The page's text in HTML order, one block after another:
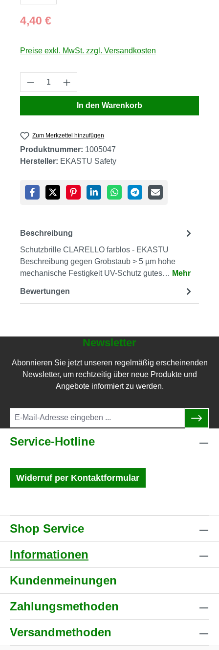
Regulärer Preis:
4,40 €
Preise exkl. MwSt. zzgl. Versandkosten
Produkt Anzahl: Gib den gewünschten
In den Warenkorb
Zum Merkzettel hinzufügen
Produktnummer: 1005047
Hersteller: EKASTU Safety
Beschreibung
Schutzbrille CLARELLO farblos - EKASTU
Beschreibung gegen Grobstaub > 5 µm hohe
mechanische Festigkeit UV-Schutz gutes… Mehr
Bewertungen
Newsletter
Abonnieren Sie jetzt unseren regelmäßig erscheinenden
Newsletter, um rechtzeitig über neue Produkte und
Angebote informiert zu werden.
Service-Hotline
Widerruf per Kontaktformular
Shop Service
Informationen
Kundenmeinungen
Zahlungsmethoden
Versandmethoden